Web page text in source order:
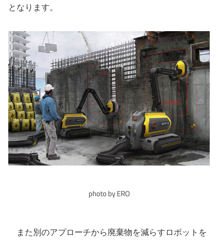
となります。
photo by ERO
また別のアプローチから廃棄物を減らすロボットを